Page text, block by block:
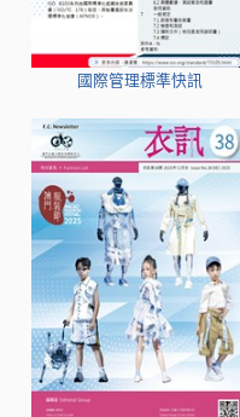
國際管理標準快訊